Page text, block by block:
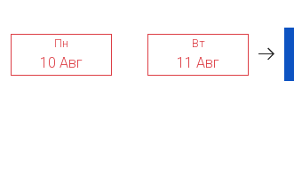
Пн
10 Авг
Вт
11 Авг